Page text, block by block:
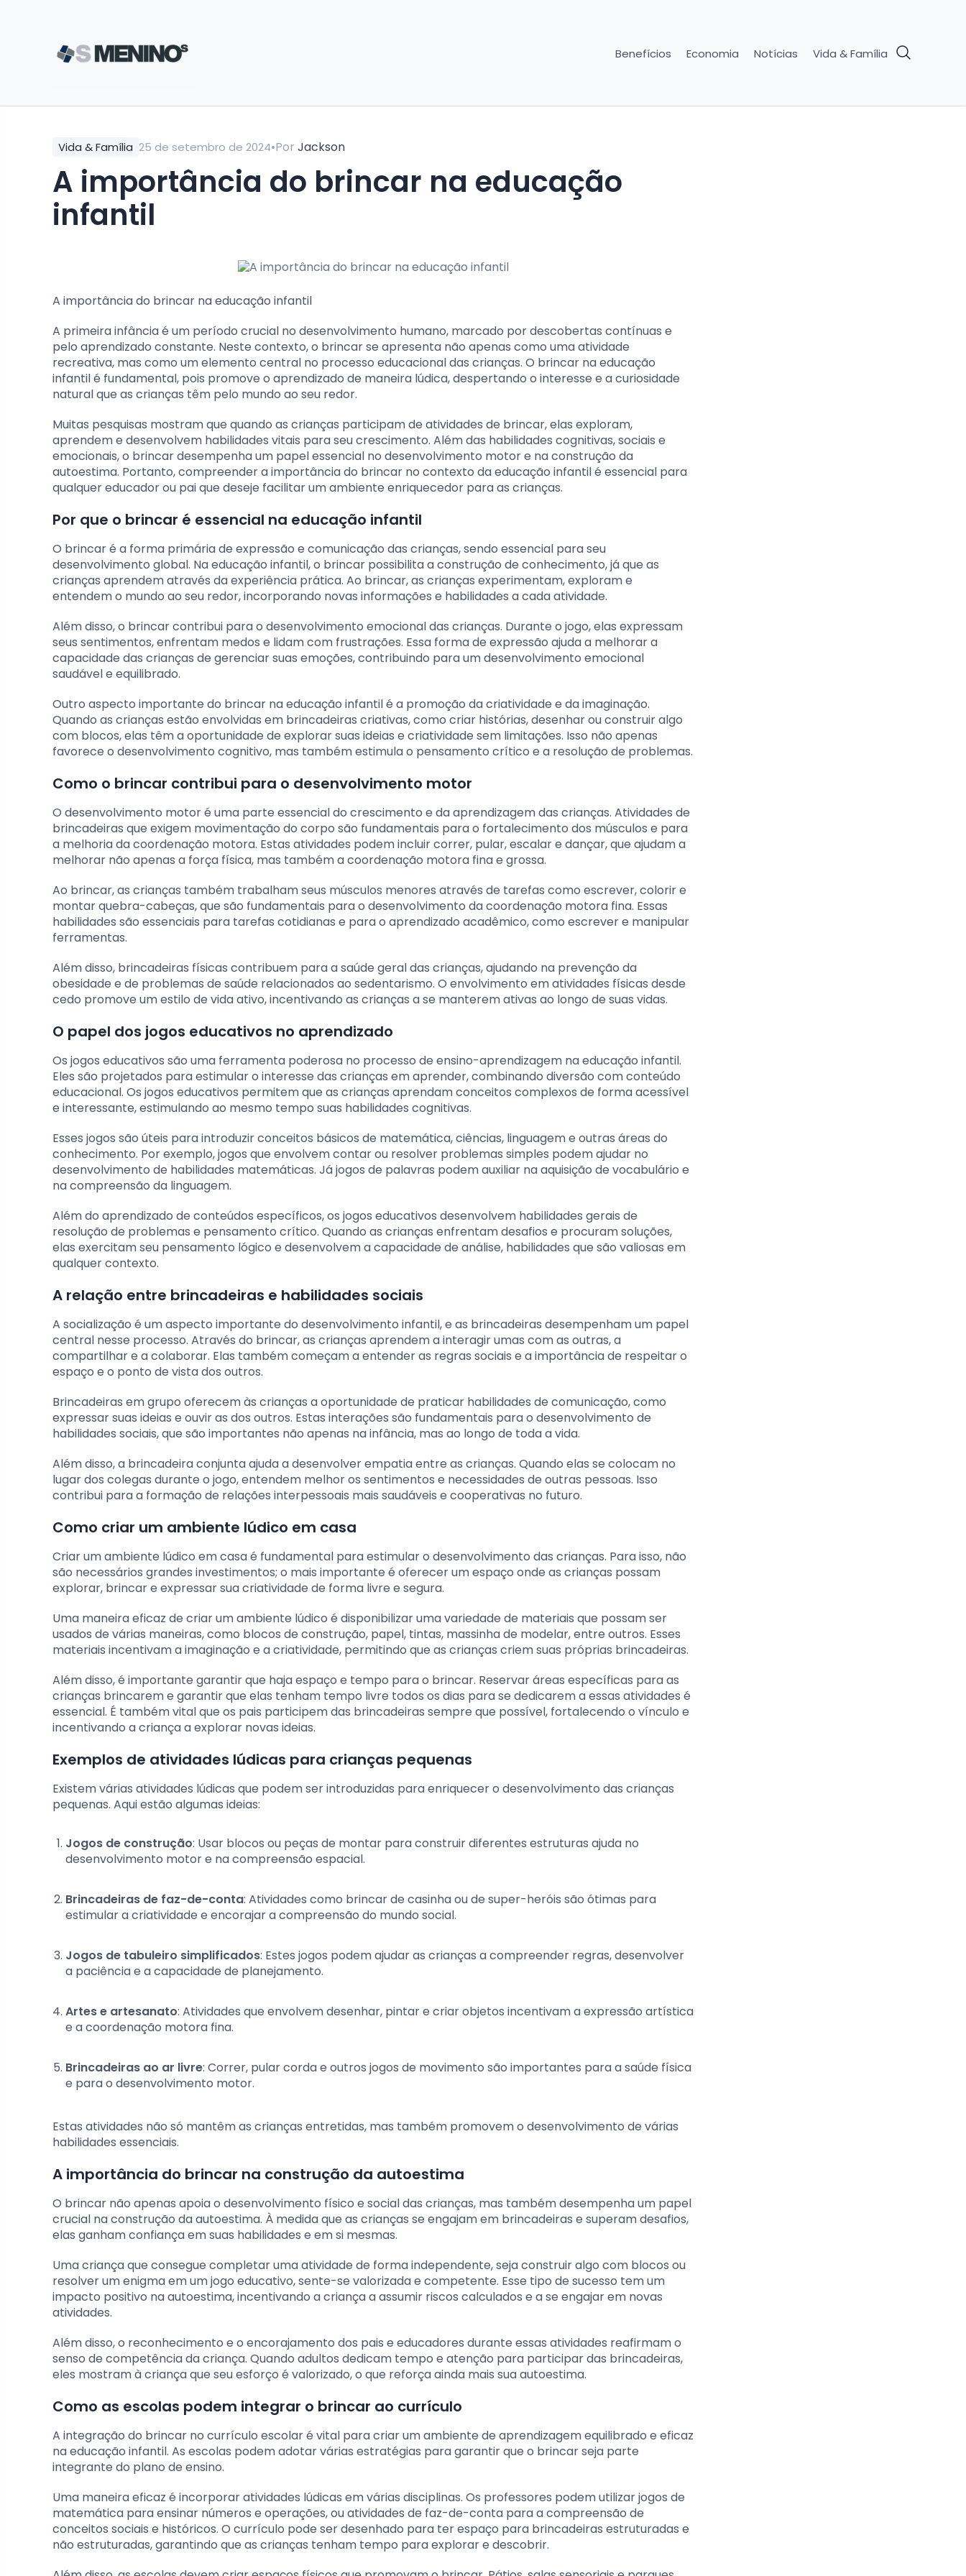
Benefícios Economia Notícias Vida & Família
Vida & Família 25 de setembro de 2024•Por Jackson
A importância do brincar na educação
infantil
A importância do brincar na educação infantil
A primeira infância é um período crucial no desenvolvimento humano, marcado por descobertas contínuas e
pelo aprendizado constante. Neste contexto, o brincar se apresenta não apenas como uma atividade
recreativa, mas como um elemento central no processo educacional das crianças. O brincar na educação
infantil é fundamental, pois promove o aprendizado de maneira lúdica, despertando o interesse e a curiosidade
natural que as crianças têm pelo mundo ao seu redor.
Muitas pesquisas mostram que quando as crianças participam de atividades de brincar, elas exploram,
aprendem e desenvolvem habilidades vitais para seu crescimento. Além das habilidades cognitivas, sociais e
emocionais, o brincar desempenha um papel essencial no desenvolvimento motor e na construção da
autoestima. Portanto, compreender a importância do brincar no contexto da educação infantil é essencial para
qualquer educador ou pai que deseje facilitar um ambiente enriquecedor para as crianças.
Por que o brincar é essencial na educação infantil
O brincar é a forma primária de expressão e comunicação das crianças, sendo essencial para seu
desenvolvimento global. Na educação infantil, o brincar possibilita a construção de conhecimento, já que as
crianças aprendem através da experiência prática. Ao brincar, as crianças experimentam, exploram e
entendem o mundo ao seu redor, incorporando novas informações e habilidades a cada atividade.
Além disso, o brincar contribui para o desenvolvimento emocional das crianças. Durante o jogo, elas expressam
seus sentimentos, enfrentam medos e lidam com frustrações. Essa forma de expressão ajuda a melhorar a
capacidade das crianças de gerenciar suas emoções, contribuindo para um desenvolvimento emocional
saudável e equilibrado.
Outro aspecto importante do brincar na educação infantil é a promoção da criatividade e da imaginação.
Quando as crianças estão envolvidas em brincadeiras criativas, como criar histórias, desenhar ou construir algo
com blocos, elas têm a oportunidade de explorar suas ideias e criatividade sem limitações. Isso não apenas
favorece o desenvolvimento cognitivo, mas também estimula o pensamento crítico e a resolução de problemas.
Como o brincar contribui para o desenvolvimento motor
O desenvolvimento motor é uma parte essencial do crescimento e da aprendizagem das crianças. Atividades de
brincadeiras que exigem movimentação do corpo são fundamentais para o fortalecimento dos músculos e para
a melhoria da coordenação motora. Estas atividades podem incluir correr, pular, escalar e dançar, que ajudam a
melhorar não apenas a força física, mas também a coordenação motora fina e grossa.
Ao brincar, as crianças também trabalham seus músculos menores através de tarefas como escrever, colorir e
montar quebra-cabeças, que são fundamentais para o desenvolvimento da coordenação motora fina. Essas
habilidades são essenciais para tarefas cotidianas e para o aprendizado acadêmico, como escrever e manipular
ferramentas.
Além disso, brincadeiras físicas contribuem para a saúde geral das crianças, ajudando na prevenção da
obesidade e de problemas de saúde relacionados ao sedentarismo. O envolvimento em atividades físicas desde
cedo promove um estilo de vida ativo, incentivando as crianças a se manterem ativas ao longo de suas vidas.
O papel dos jogos educativos no aprendizado
Os jogos educativos são uma ferramenta poderosa no processo de ensino-aprendizagem na educação infantil.
Eles são projetados para estimular o interesse das crianças em aprender, combinando diversão com conteúdo
educacional. Os jogos educativos permitem que as crianças aprendam conceitos complexos de forma acessível
e interessante, estimulando ao mesmo tempo suas habilidades cognitivas.
Esses jogos são úteis para introduzir conceitos básicos de matemática, ciências, linguagem e outras áreas do
conhecimento. Por exemplo, jogos que envolvem contar ou resolver problemas simples podem ajudar no
desenvolvimento de habilidades matemáticas. Já jogos de palavras podem auxiliar na aquisição de vocabulário e
na compreensão da linguagem.
Além do aprendizado de conteúdos específicos, os jogos educativos desenvolvem habilidades gerais de
resolução de problemas e pensamento crítico. Quando as crianças enfrentam desafios e procuram soluções,
elas exercitam seu pensamento lógico e desenvolvem a capacidade de análise, habilidades que são valiosas em
qualquer contexto.
A relação entre brincadeiras e habilidades sociais
A socialização é um aspecto importante do desenvolvimento infantil, e as brincadeiras desempenham um papel
central nesse processo. Através do brincar, as crianças aprendem a interagir umas com as outras, a
compartilhar e a colaborar. Elas também começam a entender as regras sociais e a importância de respeitar o
espaço e o ponto de vista dos outros.
Brincadeiras em grupo oferecem às crianças a oportunidade de praticar habilidades de comunicação, como
expressar suas ideias e ouvir as dos outros. Estas interações são fundamentais para o desenvolvimento de
habilidades sociais, que são importantes não apenas na infância, mas ao longo de toda a vida.
Além disso, a brincadeira conjunta ajuda a desenvolver empatia entre as crianças. Quando elas se colocam no
lugar dos colegas durante o jogo, entendem melhor os sentimentos e necessidades de outras pessoas. Isso
contribui para a formação de relações interpessoais mais saudáveis e cooperativas no futuro.
Como criar um ambiente lúdico em casa
Criar um ambiente lúdico em casa é fundamental para estimular o desenvolvimento das crianças. Para isso, não
são necessários grandes investimentos; o mais importante é oferecer um espaço onde as crianças possam
explorar, brincar e expressar sua criatividade de forma livre e segura.
Uma maneira eficaz de criar um ambiente lúdico é disponibilizar uma variedade de materiais que possam ser
usados de várias maneiras, como blocos de construção, papel, tintas, massinha de modelar, entre outros. Esses
materiais incentivam a imaginação e a criatividade, permitindo que as crianças criem suas próprias brincadeiras.
Além disso, é importante garantir que haja espaço e tempo para o brincar. Reservar áreas específicas para as
crianças brincarem e garantir que elas tenham tempo livre todos os dias para se dedicarem a essas atividades é
essencial. É também vital que os pais participem das brincadeiras sempre que possível, fortalecendo o vínculo e
incentivando a criança a explorar novas ideias.
Exemplos de atividades lúdicas para crianças pequenas
Existem várias atividades lúdicas que podem ser introduzidas para enriquecer o desenvolvimento das crianças
pequenas. Aqui estão algumas ideias:
Jogos de construção: Usar blocos ou peças de montar para construir diferentes estruturas ajuda no
desenvolvimento motor e na compreensão espacial.
Brincadeiras de faz-de-conta: Atividades como brincar de casinha ou de super-heróis são ótimas para
estimular a criatividade e encorajar a compreensão do mundo social.
Jogos de tabuleiro simplificados: Estes jogos podem ajudar as crianças a compreender regras, desenvolver
a paciência e a capacidade de planejamento.
Artes e artesanato: Atividades que envolvem desenhar, pintar e criar objetos incentivam a expressão artística
e a coordenação motora fina.
Brincadeiras ao ar livre: Correr, pular corda e outros jogos de movimento são importantes para a saúde física
e para o desenvolvimento motor.
Estas atividades não só mantêm as crianças entretidas, mas também promovem o desenvolvimento de várias
habilidades essenciais.
A importância do brincar na construção da autoestima
O brincar não apenas apoia o desenvolvimento físico e social das crianças, mas também desempenha um papel
crucial na construção da autoestima. À medida que as crianças se engajam em brincadeiras e superam desafios,
elas ganham confiança em suas habilidades e em si mesmas.
Uma criança que consegue completar uma atividade de forma independente, seja construir algo com blocos ou
resolver um enigma em um jogo educativo, sente-se valorizada e competente. Esse tipo de sucesso tem um
impacto positivo na autoestima, incentivando a criança a assumir riscos calculados e a se engajar em novas
atividades.
Além disso, o reconhecimento e o encorajamento dos pais e educadores durante essas atividades reafirmam o
senso de competência da criança. Quando adultos dedicam tempo e atenção para participar das brincadeiras,
eles mostram à criança que seu esforço é valorizado, o que reforça ainda mais sua autoestima.
Como as escolas podem integrar o brincar ao currículo
A integração do brincar no currículo escolar é vital para criar um ambiente de aprendizagem equilibrado e eficaz
na educação infantil. As escolas podem adotar várias estratégias para garantir que o brincar seja parte
integrante do plano de ensino.
Uma maneira eficaz é incorporar atividades lúdicas em várias disciplinas. Os professores podem utilizar jogos de
matemática para ensinar números e operações, ou atividades de faz-de-conta para a compreensão de
conceitos sociais e históricos. O currículo pode ser desenhado para ter espaço para brincadeiras estruturadas e
não estruturadas, garantindo que as crianças tenham tempo para explorar e descobrir.